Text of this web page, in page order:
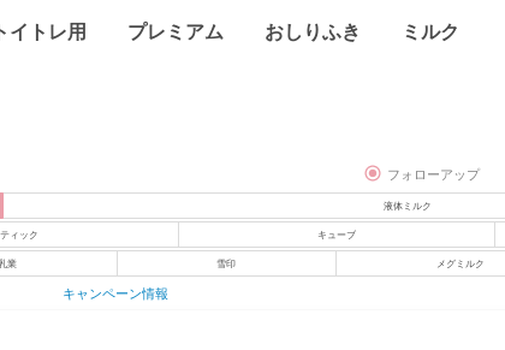
イトレ用 プレミアム おしりふき ミルク
フォローアップ
液体ミルク
ィック キューブ
業 雪印 メグミルク
キャンペーン情報